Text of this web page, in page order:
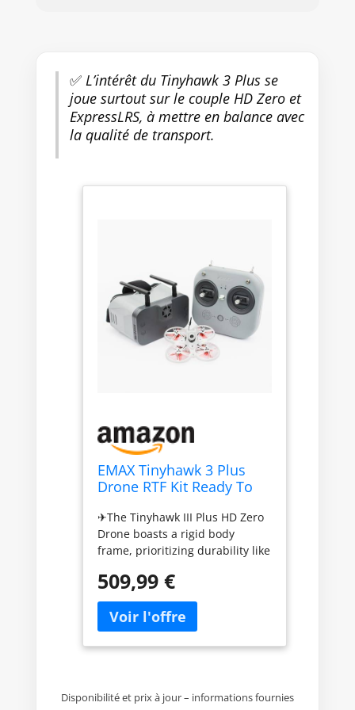
✅L’intérêt du Tinyhawk 3 Plus se
joue surtout sur le couple HD Zero et
ExpressLRS, à mettre en balance avec
la qualité de transport.
EMAX Tinyhawk 3 Plus
Drone RTF Kit Ready To
Mini Racing
Quadricoptère avec
Lunettes et E8 Émetteur
Débutants
✈The Tinyhawk III Plus HD Zero
Drone boasts a rigid body
frame, prioritizing durability like
has been meticulously
reinforced, ensuring ultimate
reliability. Feel confident as you
race, knowing that your motors
and electronics are well-
increased transmission power,
509,99 €
Disponibilité et prix à jour – informations fournies